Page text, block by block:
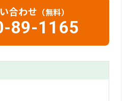
合わせ （無料）
89-1165